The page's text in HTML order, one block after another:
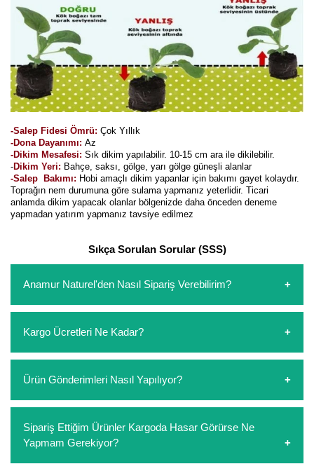
-Salep Fidesi Ömrü: Çok Yıllık
-Dona Dayanımı: Az
-Dikim Mesafesi: Sık dikim yapılabilir. 10-15 cm ara ile dikilebilir.
-Dikim Yeri: Bahçe, saksı, gölge, yarı gölge güneşli alanlar
-Salep Bakımı: Hobi amaçlı dikim yapanlar için bakımı gayet kolaydır.
Toprağın nem durumuna göre sulama yapmanız yeterlidir. Ticari
anlamda dikim yapacak olanlar bölgenizde daha önceden deneme
yapmadan yatırım yapmanız tavsiye edilmez
Sıkça Sorulan Sorular (SSS)
Anamur Naturel'den Nasıl Sipariş Verebilirim?
oluşturarak,iletişim numaralarımızdan bizi arayarak veya
whatsapp hattımızdan bizlere isteklerinizi yazarak sipariş
ödemelerini sipariş verdikten sonra havale/eft veya sipariş
Kargo Ücretleri Ne Kadar?
etmeyin diye 1500 lira ve üzerindeki siparişlerinizde
kargoyu biz karşılıyoruz. 1500 Lira altında kalan
kargo ücreti ödeme aşamasında sepetinize eklenecektir.
Ürün Gönderimleri Nasıl Yapılıyor?
paketlenip gönderim yapılmaktadır.
Sipariş Ettiğim Ürünler Kargoda Hasar Görürse Ne
Yapmam Gerekiyor?
Keçiboynuzu Fidanı
Kestane Fidanı
Kiraz Fidanı
Kivi Fidanı
Kızılcık Fidanı
Kocayemiş Fidanı
Kuşburnu Fidanı
Malta Eriği Fidanı
Melez Meyveler
Murt Fidanı
Muşmula Fidanı
Muz Fidanı